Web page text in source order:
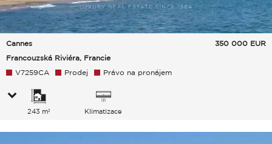
Cannes
Francouzská Riviéra, Francie
350 000 EUR
V7259CA Prodej Právo na pronájem
243 m² Klimatizace